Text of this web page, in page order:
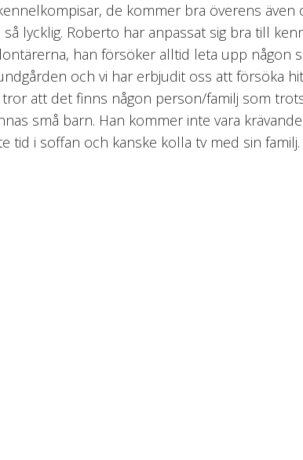
de kommer bra överens
lycklig. Roberto har anpassat sig bra till
han försöker alltid leta upp någon
och vi har erbjudit oss att försöka
att det finns någon person/familj som
små barn. Han kommer inte vara
tid i soffan och kanske kolla tv med sin familj.